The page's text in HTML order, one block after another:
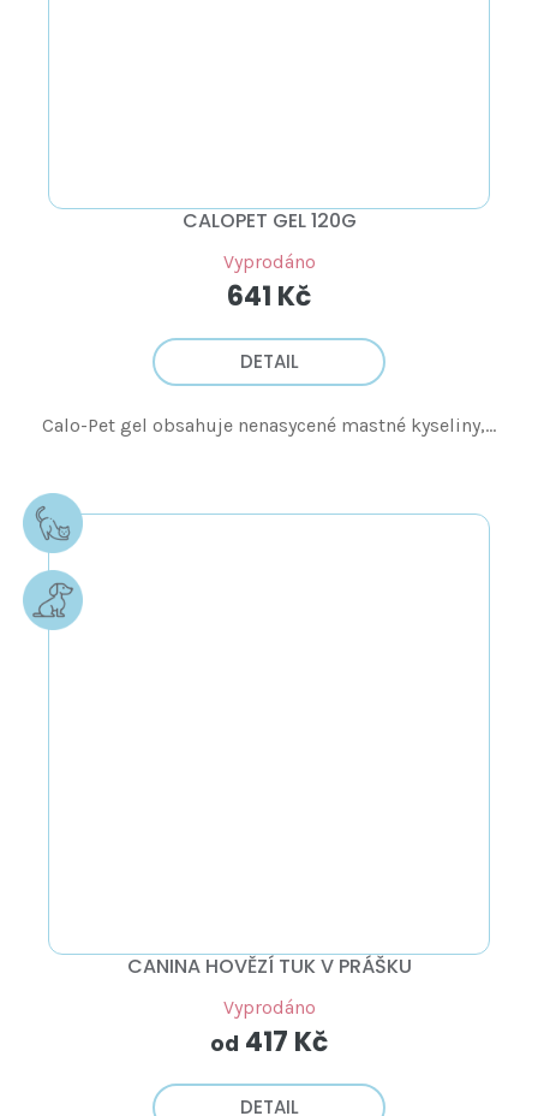
CALOPET GEL 120G
Vyprodáno
641 Kč
DETAIL
Calo-Pet gel obsahuje nenasycené mastné kyseliny,...
CANINA HOVĚZÍ TUK V PRÁŠKU
Vyprodáno
od 417 Kč
DETAIL